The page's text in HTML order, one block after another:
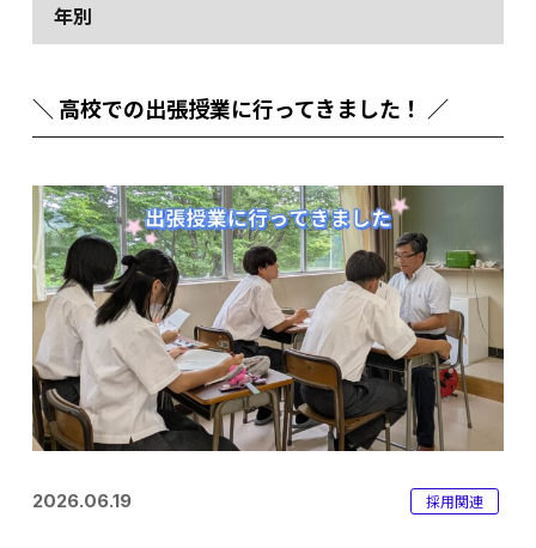
年別
＼ 高校での出張授業に行ってきました！ ／
2026.06.19 採用関連